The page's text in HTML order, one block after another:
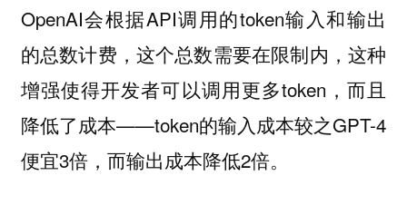
OpenAI会根据API调用的token输入和输出
的总数计费，这个总数需要在限制内，这种
增强使得开发者可以调用更多token，而且
降低了成本——token的输入成本较之GPT-4
便宜3倍，而输出成本降低2倍。